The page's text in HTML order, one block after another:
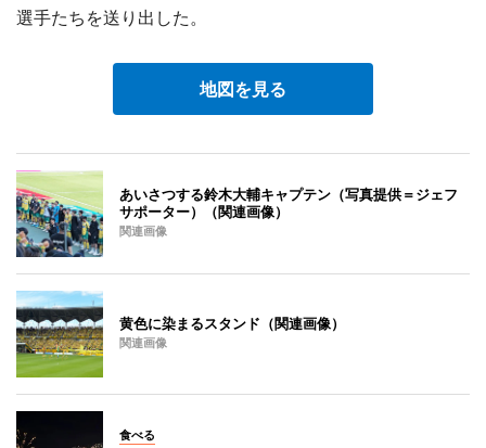
選手たちを送り出した。
地図を見る
あいさつする鈴木大輔キャプテン（写真提供＝ジェフ
サポーター）（関連画像）
関連画像
黄色に染まるスタンド（関連画像）
関連画像
食べる